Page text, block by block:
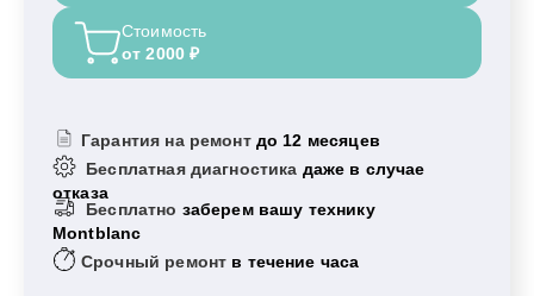
Стоимость
от 2000 ₽
Гарантия на ремонт до 12 месяцев
Бесплатная диагностика даже в случае
отказа
Бесплатно заберем вашу технику
Montblanc
Срочный ремонт в течение часа